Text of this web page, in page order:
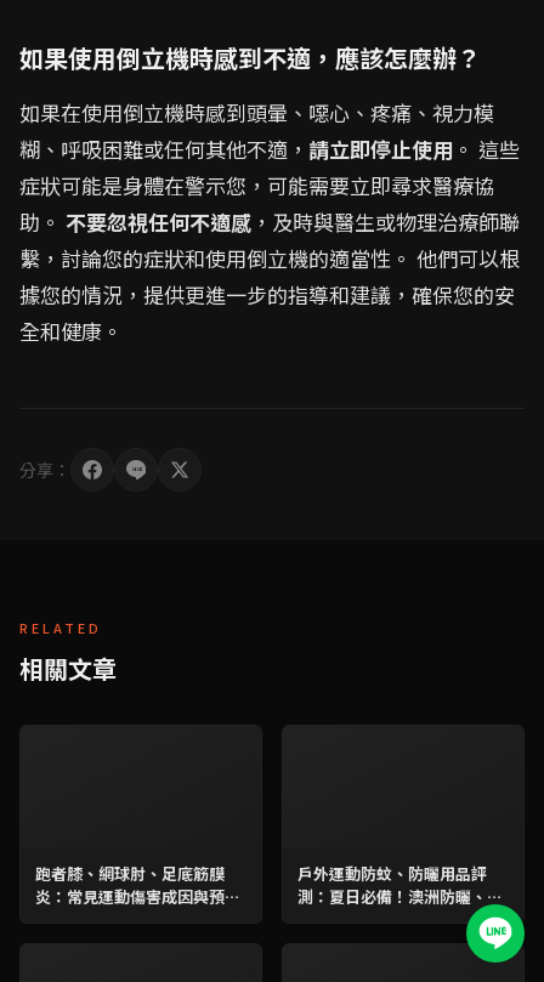
如果使用倒立機時感到不適，應該怎麼辦？
如果在使用倒立機時感到頭暈、噁心、疼痛、視力模
糊、呼吸困難或任何其他不適， 請立即停止使用 。 這些
症狀可能是身體在警示您，可能需要立即尋求醫療協
助。 不要忽視任何不適感 ，及時與醫生或物理治療師聯
繫，討論您的症狀和使用倒立機的適當性。 他們可以根
據您的情況，提供更進一步的指導和建議，確保您的安
全和健康。
分享：
RELATED
相關文章
跑者膝、網球肘、足底筋膜
炎：常見運動傷害成因與預防
性訓練全解析
戶外運動防蚊、防曬用品評
測：夏日必備！澳洲防曬、韓
國兒童防曬實測指南